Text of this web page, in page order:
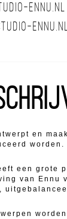
ennu.nl
ennu.nl
en
worden.
een grote
van Ennu